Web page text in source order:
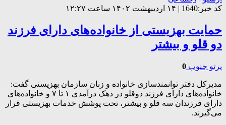
کد خبر:1640 | ۱۴ اردیبهشت ۱۴۰۲ ساعت ۱۲:۲۷
حمایت بهزیستی از خانواده‌های دارای فرزند
دو قلو و بیشتر
پرتو جنوب 0
مدیرکل دفتر توانمندسازی خانواده و زنان سازمان بهزیستی گفت:
خانواده‌های دارای فرزند دوقلو در دهک درآمدی ۱ تا ۷ و خانواده‌های
دارای فرزندان سه قلو و بیشتر، تحت پوشش خدمات بهزیستی قرار
می‌گیرند.